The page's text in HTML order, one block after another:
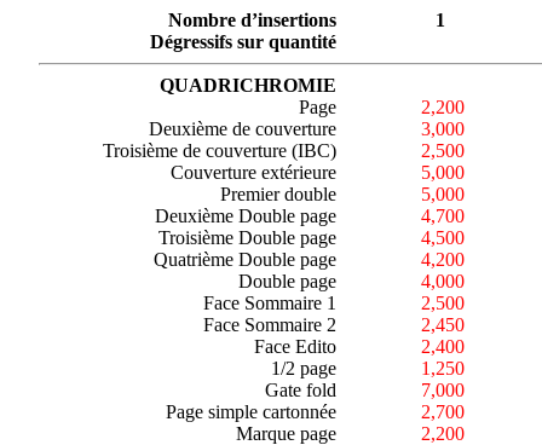
Nombre d’insertions
1
Dégressifs sur quantité
QUADRICHROMIE
Page
2,200
Deuxième de couverture
3,000
Troisième de couverture (IBC)
2,500
Couverture extérieure
5,000
Premier double
5,000
Deuxième Double page
4,700
Troisième Double page
4,500
Quatrième Double page
4,200
Double page
4,000
Face Sommaire 1
2,500
Face Sommaire 2
2,450
Face Edito
2,400
1/2 page
1,250
Gate fold
7,000
Page simple cartonnée
2,700
Marque page
2,200